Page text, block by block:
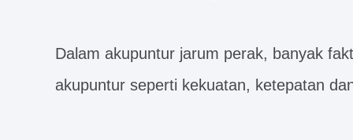
Dalam akupuntur jarum perak, banyak
akupuntur seperti kekuatan, ketepatan